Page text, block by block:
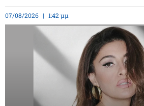
07/08/2026 1:42 μμ